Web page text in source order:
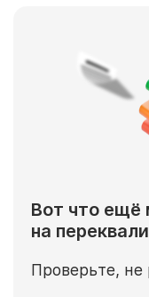
Вот что ещё
на
Проверьте, не